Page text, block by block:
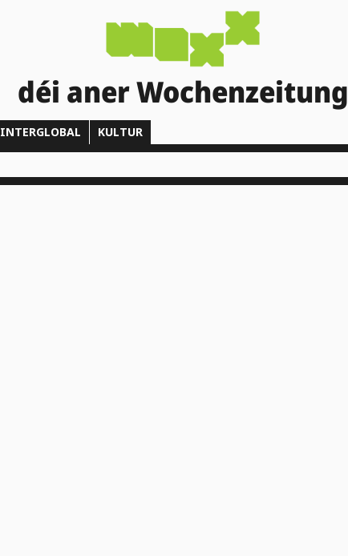
déi aner Wochenzeitung
INTERGLOBAL KULTUR